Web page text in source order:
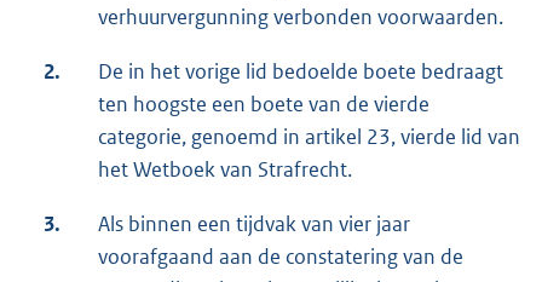
verhuurvergunning verbonden voorwaarden.
2.
De in het vorige lid bedoelde boete bedraagt
ten hoogste een boete van de vierde
categorie, genoemd in artikel 23, vierde lid van
het Wetboek van Strafrecht.
3.
Als binnen een tijdvak van vier jaar
voorafgaand aan de constatering van de